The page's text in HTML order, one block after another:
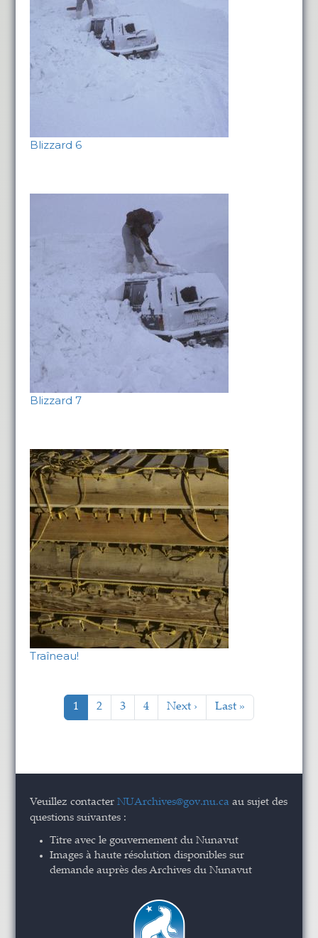
Blizzard 6
Blizzard 7
Traîneau!
Pagination
Page courante
1 Page
2 Page
3 Page
4 Page suivante
Next › Last page
Last »
Veuillez contacterNUArchives@gov.nu.ca au sujet des
questions suivantes :
Titre avec le gouvernement du Nunavut
Images à haute résolution disponibles sur
demande auprès des Archives du Nunavut